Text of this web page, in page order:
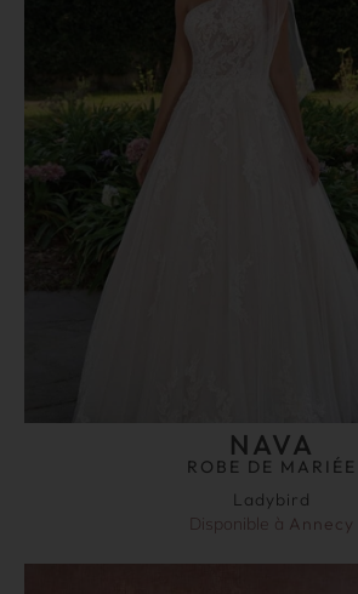
NAVA
ROBE DE MARIÉE
Ladybird
Disponible à Annecy